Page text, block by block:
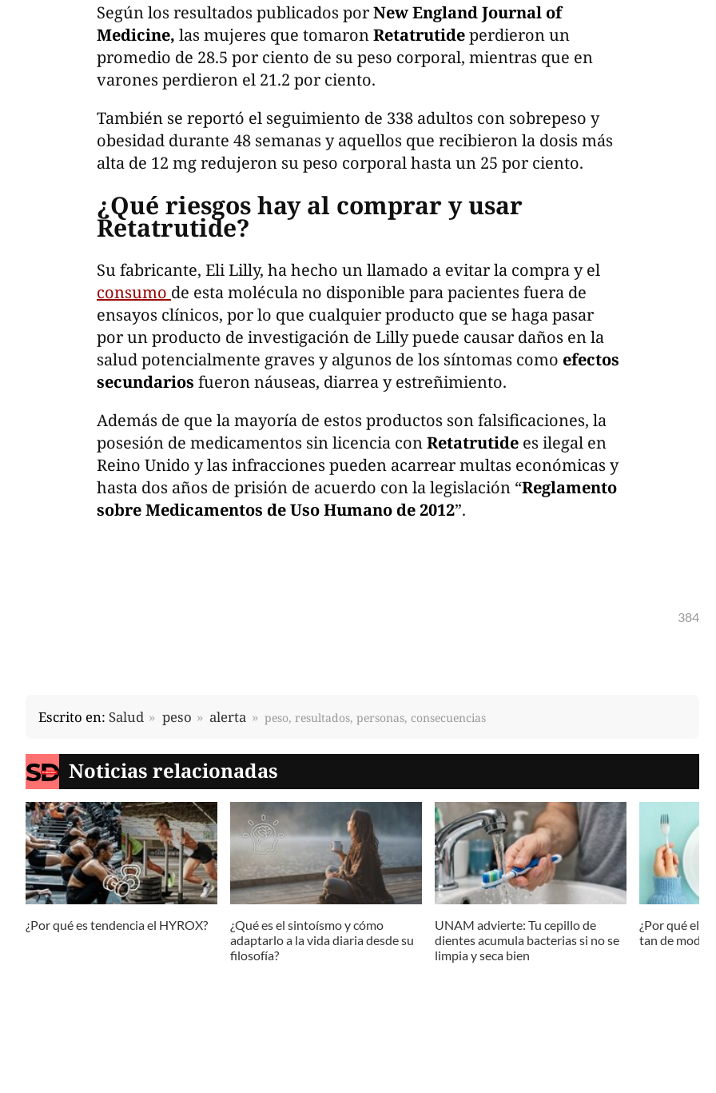
Según los resultados publicados porNew England Journal of
Medicine, las mujeres que tomaronRetatrutideperdieron un
promedio de 28.5 por ciento de su peso corporal, mientras que en
varones perdieron el 21.2 por ciento.
También se reportó el seguimiento de 338 adultos con sobrepeso y
obesidad durante 48 semanas y aquellos que recibieron la dosis más
alta de 12 mg redujeron su peso corporal hasta un 25 por ciento.
¿Qué riesgos hay al comprar y usar
Retatrutide?
Su fabricante, Eli Lilly, ha hecho un llamado a evitar la compra y el
consumo de esta molécula no disponible para pacientes fuera de
ensayos clínicos, por lo que cualquier producto que se haga pasar
por un producto de investigación de Lilly puede causar daños en la
salud potencialmente graves y algunos de los síntomas como efectos
secundarios fueron náuseas, diarrea y estreñimiento.
Además de que la mayoría de estos productos son falsificaciones, la
posesión de medicamentos sin licencia conRetatrutide es ilegal en
Reino Unido y las infracciones pueden acarrear multas económicas y
hasta dos años de prisión de acuerdo con la legislación “Reglamento
sobre Medicamentos de Uso Humano de 2012”.
384
Escrito en: Salud peso alerta peso, resultados, personas, consecuencias
Noticias relacionadas
¿Por qué es tendencia el HYROX?
¿Qué es el sintoísmo y cómo
adaptarlo a la vida diaria desde su
filosofía?
UNAM advierte: Tu cepillo de
dientes acumula bacterias si no se
limpia y seca bien
¿Por qué el
tan de moda?